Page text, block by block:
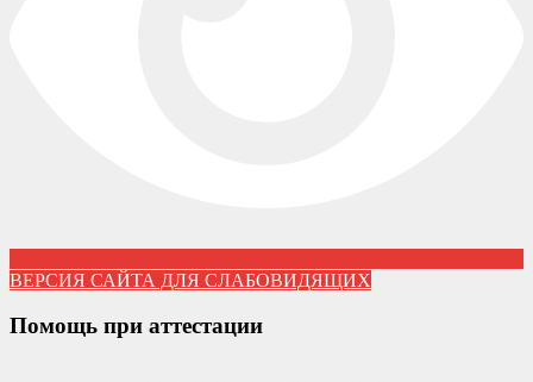
ВЕРСИЯ САЙТА ДЛЯ СЛАБОВИДЯЩИХ
Помощь при аттестации